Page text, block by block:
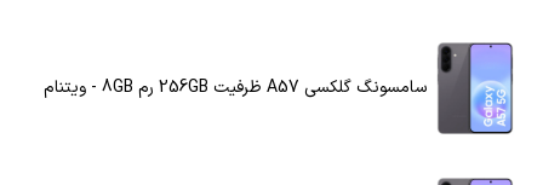
سامسونگ گلکسی A57 ظرفیت 256GB رم 8GB - ویتنام